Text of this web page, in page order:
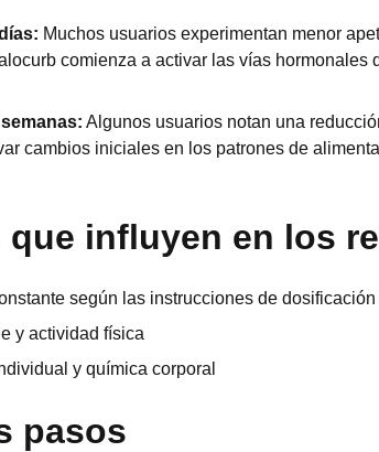
Muchos usuarios experimentan menor
comienza a activar las vías hormonales
Algunos usuarios notan una
cambios iniciales en los patrones de
que influyen en los
según las instrucciones de
y actividad física
y química corporal
pasos